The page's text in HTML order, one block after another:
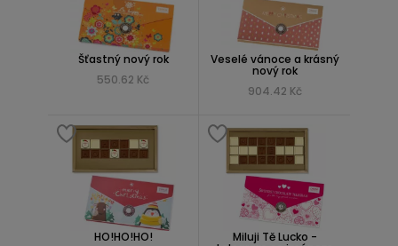
Šťastný nový rok
550.62 Kč
Veselé vánoce a krásný
nový rok
904.42 Kč
HO!HO!HO!
Miluji Tě Lucko -